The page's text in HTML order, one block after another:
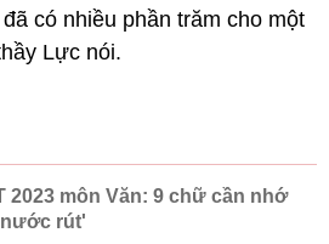
có nhiều phần trăm cho một
Lực nói.
2023 môn Văn: 9 chữ cần nhớ
rút'